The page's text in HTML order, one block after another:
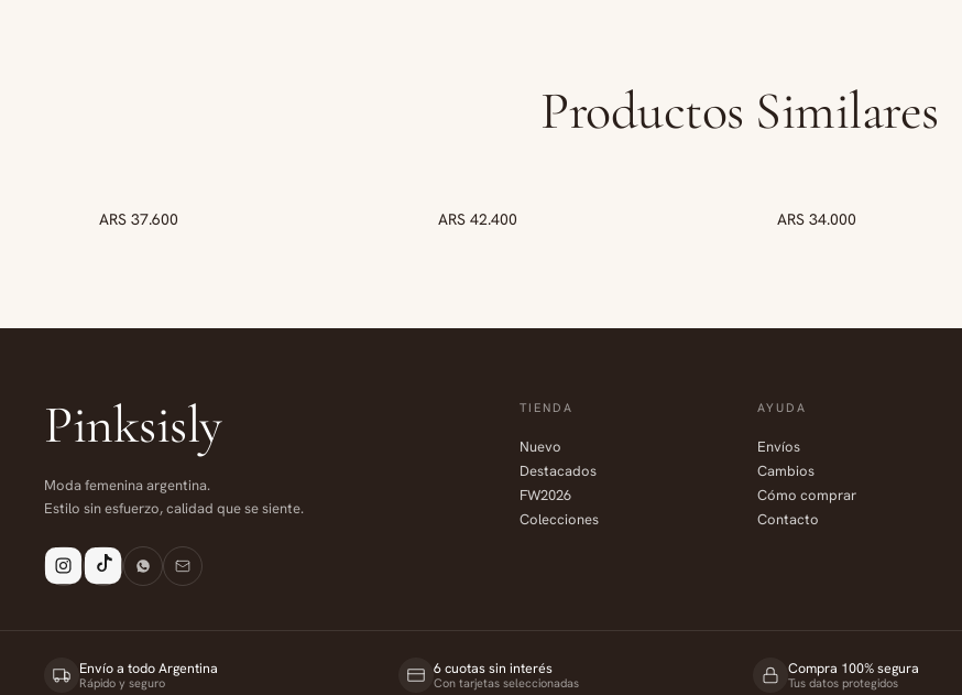
Productos Similares
ARS 37.600 NUEVO
ARS 42.400 ARS 34.000
Pinksisly
Moda femenina argentina.
Estilo sin esfuerzo, calidad que se siente.
TIENDA
Nuevo
Destacados
FW2026
Colecciones
AYUDA
Envíos
Cambios
Cómo comprar
Contacto
Envío a todo Argentina
Rápido y seguro
6 cuotas sin interés
Con tarjetas seleccionadas
Compra 100% segura
Tus datos protegidos